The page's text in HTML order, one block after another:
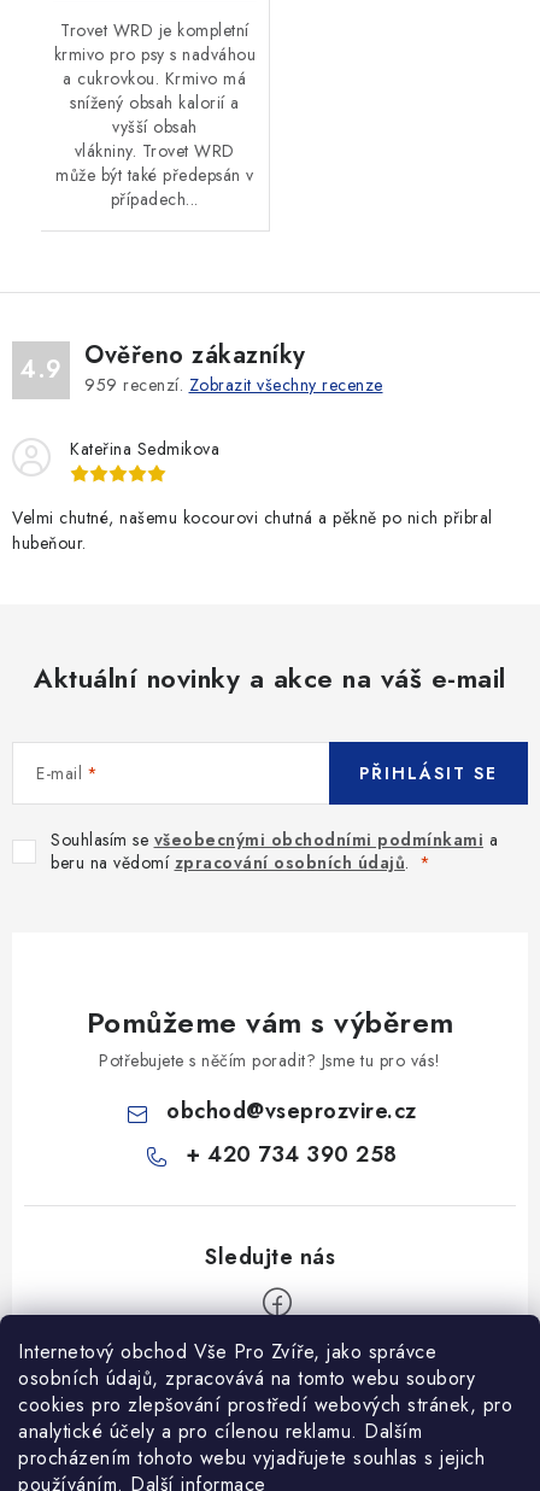
Internetový obchod Vše Pro Zvíře, jako správce
osobních údajů, zpracovává na tomto webu soubory
cookies pro zlepšování prostředí webových stránek, pro
analytické účely a pro cílenou reklamu. Dalším
procházením tohoto webu vyjadřujete souhlas s jejich
používáním. Další informace
Trovet WRD je kompletní
krmivo pro psy s nadváhou
a cukrovkou. Krmivo má
snížený obsah kalorií a
vyšší obsah
vlákniny. Trovet WRD
může být také předepsán v
případech...
4.9 Ověřeno zákazníky
959 recenzí. Zobrazit všechny recenze
Kateřina Sedmikova
Velmi chutné, našemu kocourovi chutná a pěkně po nich přibral
hubeňour.
Aktuální novinky a akce na váš e-mail
E-mail
Souhlasím se všeobecnými obchodními podmínkami a
beru na vědomí zpracování osobních údajů.
PŘIHLÁSIT SE
Pomůžeme vám s výběrem
Potřebujete s něčím poradit? Jsme tu pro vás!
obchod@vseprozvire.cz
+ 420 734 390 258
Informace pro Vás
Ceník dopravy